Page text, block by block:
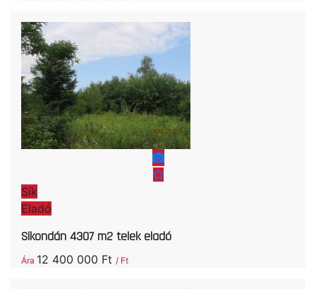
Sík
Eladó
Sikondán 4307 m2 telek eladó
Ára 12 400 000 Ft / Ft